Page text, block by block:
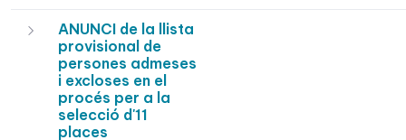
ANUNCI de la llista
provisional de
persones admeses
i excloses en el
procés per a la
selecció d'11
places